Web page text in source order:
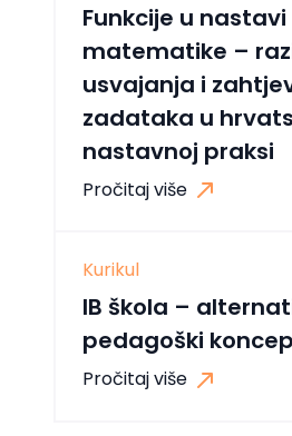
Funkcije u nastavi
matematike –
usvajanja i
zadataka u
nastavnoj praksi
Pročitaj više
Kurikul
IB škola –
pedagoški
Pročitaj više